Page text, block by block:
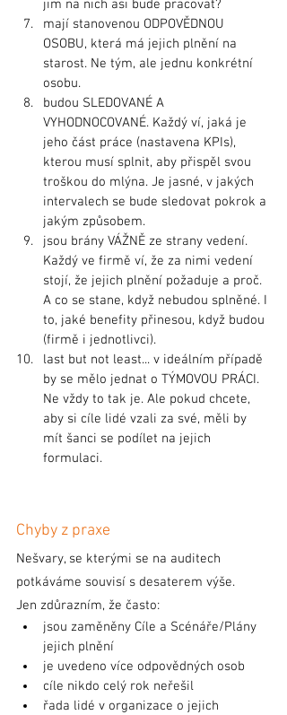
jim na nich asi bude pracovat?
mají stanovenou ODPOVĚDNOU
OSOBU, která má jejich plnění na
starost. Ne tým, ale jednu konkrétní
osobu.
budou SLEDOVANÉ A
VYHODNOCOVANÉ. Každý ví, jaká je
jeho část práce (nastavena KPIs),
kterou musí splnit, aby přispěl svou
troškou do mlýna. Je jasné, v jakých
intervalech se bude sledovat pokrok a
jakým způsobem.
jsou brány VÁŽNĚ ze strany vedení.
Každý ve firmě ví, že za nimi vedení
stojí, že jejich plnění požaduje a proč.
A co se stane, když nebudou splněné. I
to, jaké benefity přinesou, když budou
(firmě i jednotlivci).
last but not least... v ideálním případě
by se mělo jednat o TÝMOVOU PRÁCI.
Ne vždy to tak je. Ale pokud chcete,
aby si cíle lidé vzali za své, měli by
mít šanci se podílet na jejich
formulaci.
Chyby z praxe
Nešvary, se kterými se na auditech
potkáváme souvisí s desaterem výše.
Jen zdůrazním, že často:
jsou zaměněny Cíle a Scénáře/Plány
jejich plnění
je uvedeno více odpovědných osob
cíle nikdo celý rok neřešil
řada lidé v organizace o jejich